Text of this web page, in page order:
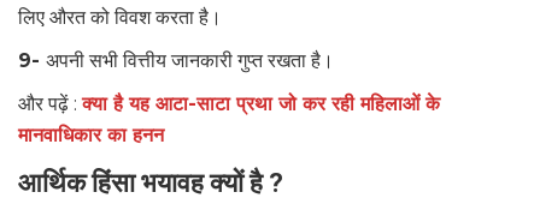
लिए औरत को विवश करता है।
9- अपनी सभी वित्तीय जानकारी गुप्त रखता है।
और पढ़ें :क्या है यह आटा-साटा प्रथा जो कर रही महिलाओं के
मानवाधिकार का हनन
आर्थिक हिंसा भयावह क्यों है ?